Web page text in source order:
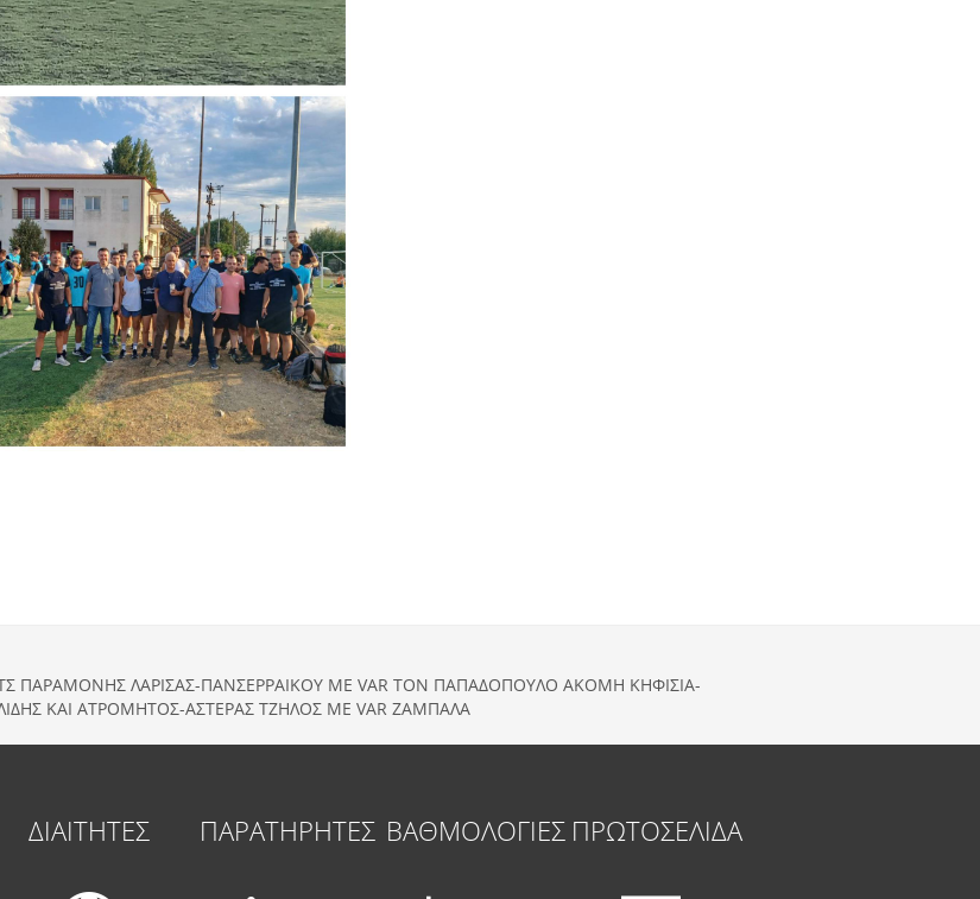
ΠΑΡΑΜΟΝΗΣ ΛΑΡΙΣΑΣ-ΠΑΝΣΕΡΡΑΙΚΟΥ ΜΕ VAR ΤΟΝ ΠΑΠΑΔΟΠΟΥΛΟ ΑΚΟΜΗ ΚΗΦΙΣΙΑ-
ΚΑΙ ΑΤΡΟΜΗΤΟΣ-ΑΣΤΕΡΑΣ ΤΖΗΛΟΣ ΜΕ VAR ΖΑΜΠΑΛΑ
ΔΙΑΙΤΗΤΕΣ ΠΑΡΑΤΗΡΗΤΕΣ ΒΑΘΜΟΛΟΓΙΕΣ ΠΡΩΤΟΣΕΛΙΔΑ